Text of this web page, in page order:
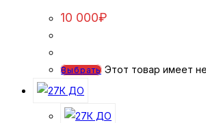
10 000₽
Выбрать Этот товар имеет